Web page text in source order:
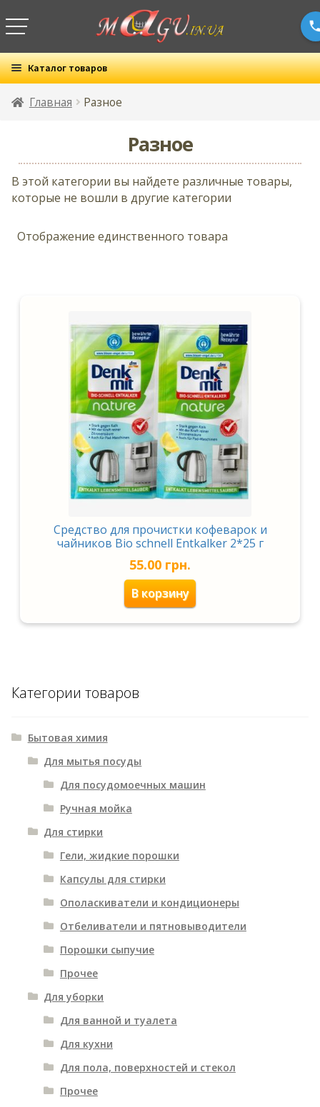
Каталог товаров
Все товары
Детские товары
Красота и здоровье
Продукты
Главная Разное
Разное
В этой категории вы найдете различные товары,
которые не вошли в другие категории
Отображение единственного товара
Средство для прочистки кофеварок и
чайников Bio schnell Entkalker 2*25 г
55.00 грн.
В корзину
Категории товаров
Бытовая химия
Для мытья посуды
Для посудомоечных машин
Ручная мойка
Для стирки
Гели, жидкие порошки
Капсулы для стирки
Ополаскиватели и кондиционеры
Отбеливатели и пятновыводители
Порошки сыпучие
Прочее
Для уборки
Для ванной и туалета
Для кухни
Для пола, поверхностей и стекол
Прочее